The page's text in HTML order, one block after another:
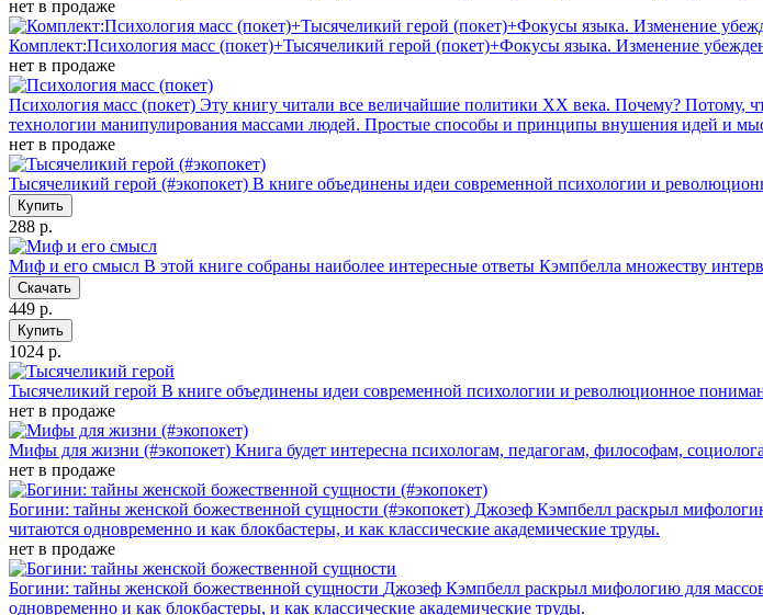
нет в продаже
Комплект:Психология масс (покет)+Тысячеликий герой (покет)+Фокусы языка. Изменение
нет в продаже
Психология масс (покет) Эту книгу читали все величайшие политики ХХ века. Почему? Потому,
технологии манипулирования массами людей. Простые способы и принципы внушения идей и
нет в продаже
Тысячеликий герой (#экопокет) В книге объединены идеи современной психологии и
Купить
288 р.
Миф и его смысл В этой книге собраны наиболее интересные ответы Кэмпбелла множеству
Скачать
449 р.
Купить
1024 р.
Тысячеликий герой В книге объединены идеи современной психологии и революционное
нет в продаже
Мифы для жизни (#экопокет) Книга будет интересна психологам, педагогам, философам,
нет в продаже
Богини: тайны женской божественной сущности (#экопокет) Джозеф Кэмпбелл раскрыл
читаются одновременно и как блокбастеры, и как классические академические труды.
нет в продаже
Богини: тайны женской божественной сущности Джозеф Кэмпбелл раскрыл мифологию для
одновременно и как блокбастеры, и как классические академические труды.